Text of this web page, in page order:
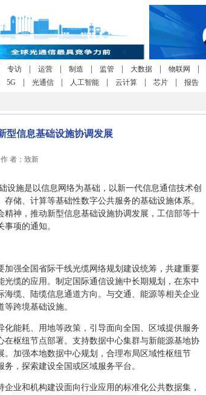
专访 运营 制造 监管 大数据 物联网
5G 光通信 人工智能 云计算 芯片 报告
型信息基础设施协调发展
者：致新
设施是以信息网络为基础，以新一代信息通信技术创
储、计算等基础性数字公共服务的基础设施体系。
神，推动新型信息基础设施协调发展，工信部等十
项的通知。
加强全国省际干线光缆网络规划建设统筹，共建重要
缆的应用。制定国际通信设施中长期规划，在东中
缆、陆缆信息通道方向。与交通、能源等相关企业
跨境基础设施。
化能耗、用地等政策，引导面向全国、区域提供服务
枢纽节点部署。支持数据中心集群与新能源基地协
加强本地数据中心规划，合理布局区域性枢纽节
，探索建设全国或区域服务平台。
业和机构建设面向行业应用的标准化公共数据集，